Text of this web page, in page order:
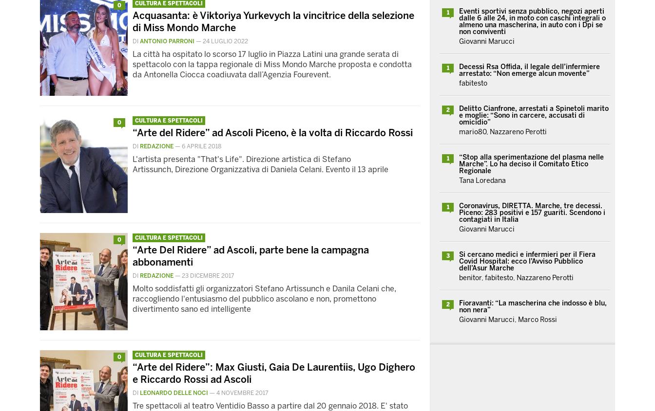
0 CULTURA E SPETTACOLI
Acquasanta: è Viktoriya Yurkevych la vincitrice della selezione
di Miss Mondo Marche
DI ANTONIO PARRONI — 24 LUGLIO 2022
La città ha ospitato lo scorso 17 luglio in Piazza Latini una grande serata di
spettacolo con la tappa regionale di Miss Mondo Marche proposta e condotta
da Antonella Ciocca coadiuvata dall’Agenzia Fourevent.
0 CULTURA E SPETTACOLI
“Arte del Ridere” ad Ascoli Piceno, è la volta di Riccardo Rossi
DI REDAZIONE — 6 APRILE 2018
L'artista presenta "That's Life". Direzione artistica di Stefano
Artissunch, Direzione Organizzativa di Daniela Celani. Evento il 13 aprile
0 CULTURA E SPETTACOLI
“Arte Del Ridere” ad Ascoli, parte bene la campagna
abbonamenti
DI REDAZIONE — 23 DICEMBRE 2017
Molto soddisfatti gli organizzatori Stefano Artissunch e Danila Celani che,
raccogliendo l'entusiasmo del pubblico ascolano e non, promettono
divertimento sano ed intelligente
0 CULTURA E SPETTACOLI
“Arte del Ridere”: Max Giusti, Gaia De Laurentiis, Ugo Dighero
e Riccardo Rossi ad Ascoli
DI LEONARDO DELLE NOCI — 4 NOVEMBRE 2017
Tre spettacoli al teatro Ventidio Basso a partire dal 20 gennaio 2018. E' stato
1
Eventi sportivi senza pubblico, negozi aperti
dalle 6 alle 24, in moto con caschi integrali o
almeno una mascherina, in auto con i Dpi se
non conviventi
Giovanni Marucci
1
Decessi Rsa Offida, il legale dell’infermiere
arrestato: “Non emerge alcun movente”
fabitesto
2
Delitto Cianfrone, arrestati a Spinetoli marito
e moglie: “Sono in carcere, accusati di
omicidio”
mario80, Nazzareno Perotti
1
“Stop alla sperimentazione del plasma nelle
Marche”. Lo ha deciso il Comitato Etico
Regionale
Tana Loredana
1
Coronavirus, DIRETTA. Marche, tre decessi.
Piceno: 283 positivi e 157 guariti. Scendono i
contagiati in Italia
Giovanni Marucci
3
Si cercano medici e infermieri per il Fiera
Covid Hospital: ecco l’Avviso Pubblico
dell’Asur Marche
benitor, fabitesto, Nazzareno Perotti
2
Fioravanti: “La mascherina che indosso è blu,
non nera”
Giovanni Marucci, Marco Rossi